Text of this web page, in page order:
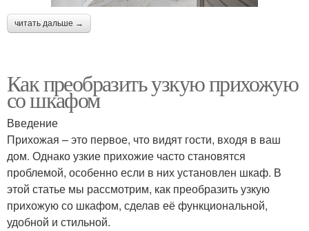
читать дальше →
Как преобразить узкую прихожую
со шкафом
Введение
Прихожая – это первое, что видят гости, входя в ваш
дом. Однако узкие прихожие часто становятся
проблемой, особенно если в них установлен шкаф. В
этой статье мы рассмотрим, как преобразить узкую
прихожую со шкафом, сделав её функциональной,
удобной и стильной.